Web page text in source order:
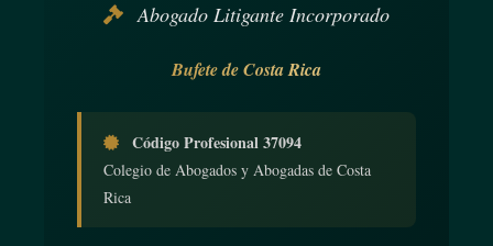
Abogado Litigante Incorporado
Bufete de Costa Rica
Código Profesional 37094
Colegio de Abogados y Abogadas de Costa
Rica